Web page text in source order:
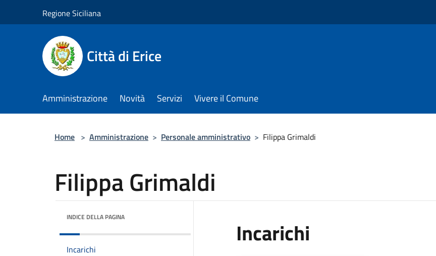
Regione Siciliana
Città di Erice
Amministrazione Novità Servizi Vivere il Comune
Home > Amministrazione > Personale amministrativo > Filippa Grimaldi
Filippa Grimaldi
INDICE DELLA PAGINA
Incarichi
Incarichi